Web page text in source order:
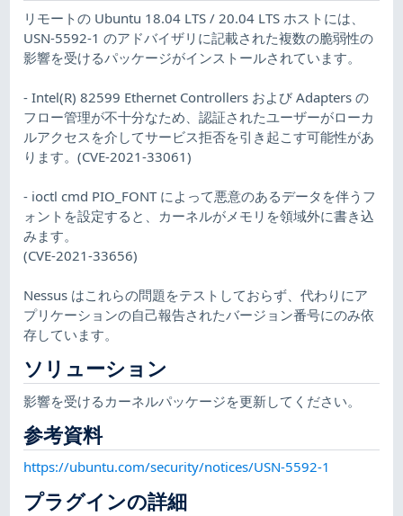
リモートの Ubuntu 18.04 LTS / 20.04 LTS ホストには、
USN-5592-1 のアドバイザリに記載された複数の脆弱性の
影響を受けるパッケージがインストールされています。
- Intel(R) 82599 Ethernet Controllers および Adapters の
フロー管理が不十分なため、認証されたユーザーがローカ
ルアクセスを介してサービス拒否を引き起こす可能性があ
ります。(CVE-2021-33061)
- ioctl cmd PIO_FONT によって悪意のあるデータを伴うフ
ォントを設定すると、カーネルがメモリを領域外に書き込
みます。
(CVE-2021-33656)
Nessus はこれらの問題をテストしておらず、代わりにア
プリケーションの自己報告されたバージョン番号にのみ依
存しています。
ソリューション
影響を受けるカーネルパッケージを更新してください。
参考資料
https://ubuntu.com/security/notices/USN-5592-1
プラグインの詳細